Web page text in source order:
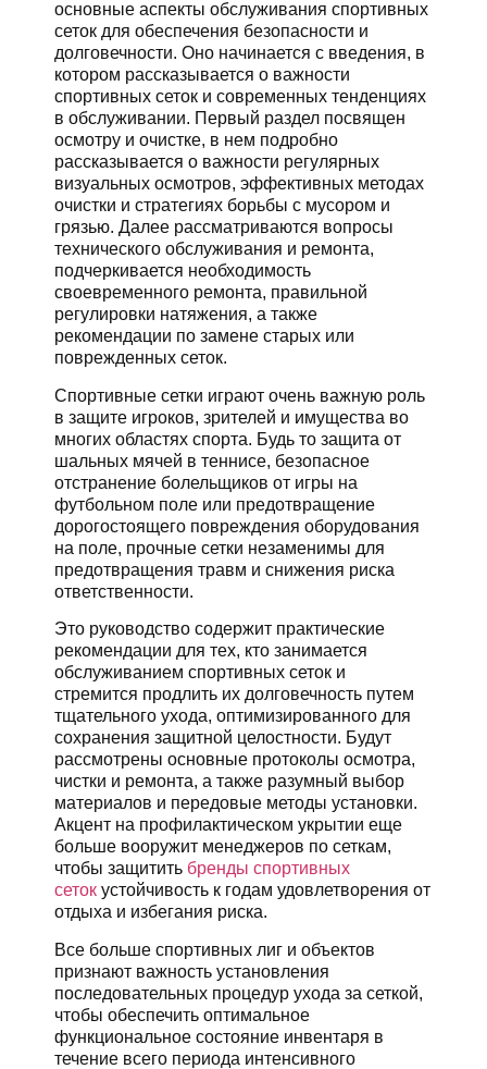
основные аспекты обслуживания спортивных
сеток для обеспечения безопасности и
долговечности. Оно начинается с введения, в
котором рассказывается о важности
спортивных сеток и современных тенденциях
в обслуживании. Первый раздел посвящен
осмотру и очистке, в нем подробно
рассказывается о важности регулярных
визуальных осмотров, эффективных методах
очистки и стратегиях борьбы с мусором и
грязью. Далее рассматриваются вопросы
технического обслуживания и ремонта,
подчеркивается необходимость
своевременного ремонта, правильной
регулировки натяжения, а также
рекомендации по замене старых или
поврежденных сеток.
Спортивные сетки играют очень важную роль
в защите игроков, зрителей и имущества во
многих областях спорта. Будь то защита от
шальных мячей в теннисе, безопасное
отстранение болельщиков от игры на
футбольном поле или предотвращение
дорогостоящего повреждения оборудования
на поле, прочные сетки незаменимы для
предотвращения травм и снижения риска
ответственности.
Это руководство содержит практические
рекомендации для тех, кто занимается
обслуживанием спортивных сеток и
стремится продлить их долговечность путем
тщательного ухода, оптимизированного для
сохранения защитной целостности. Будут
рассмотрены основные протоколы осмотра,
чистки и ремонта, а также разумный выбор
материалов и передовые методы установки.
Акцент на профилактическом укрытии еще
больше вооружит менеджеров по сеткам,
чтобы защитить бренды спортивных
сеток устойчивость к годам удовлетворения от
отдыха и избегания риска.
Все больше спортивных лиг и объектов
признают важность установления
последовательных процедур ухода за сеткой,
чтобы обеспечить оптимальное
функциональное состояние инвентаря в
течение всего периода интенсивного